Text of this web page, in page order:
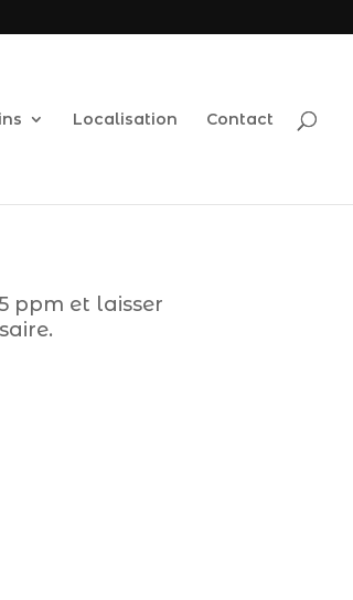
Localisation Contact
ppm et laisser